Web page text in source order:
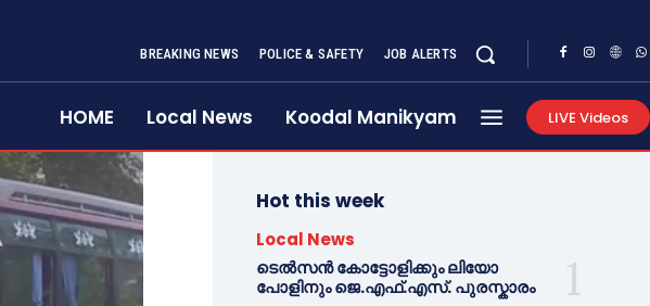
BREAKING NEWS POLICE & SAFETY JOB ALERTS
HOME Local News Koodal Manikyam LIVE Videos
Hot this week
Local News
ടെൽസൻ കോട്ടോളിക്കും ലിയോ
പോളിനും ജെ.എഫ്.എസ്. പുരസ്കാരം